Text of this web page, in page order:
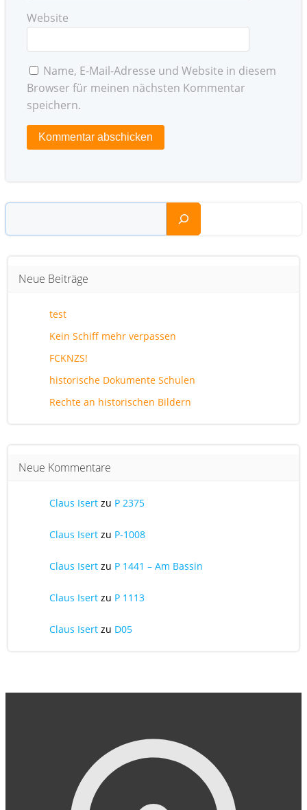
Website
Name, E-Mail-Adresse und Website in diesem
Browser für meinen nächsten Kommentar
speichern.
Suchen
Neue Beiträge
test
Kein Schiff mehr verpassen
FCKNZS!
historische Dokumente Schulen
Rechte an historischen Bildern
Neue Kommentare
Claus Isert zu P 2375
Claus Isert zu P-1008
Claus Isert zu P 1441 – Am Bassin
Claus Isert zu P 1113
Claus Isert zu D05